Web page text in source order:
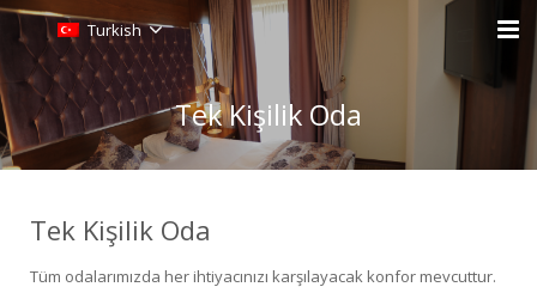
Turkish
Anasayfa
Odalar
Tek Kişilik Oda
Tek Kişilik Oda
Tüm odalarımızda her ihtiyacınızı karşılayacak konfor mevcuttur.